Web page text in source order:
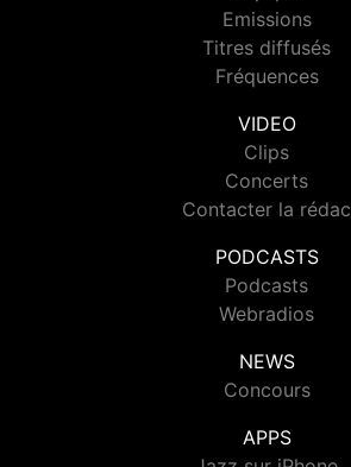
Emissions
Titres diffusés
Fréquences
VIDEO
Clips
Concerts
Contacter la rédac
PODCASTS
Podcasts
Webradios
NEWS
Concours
APPS